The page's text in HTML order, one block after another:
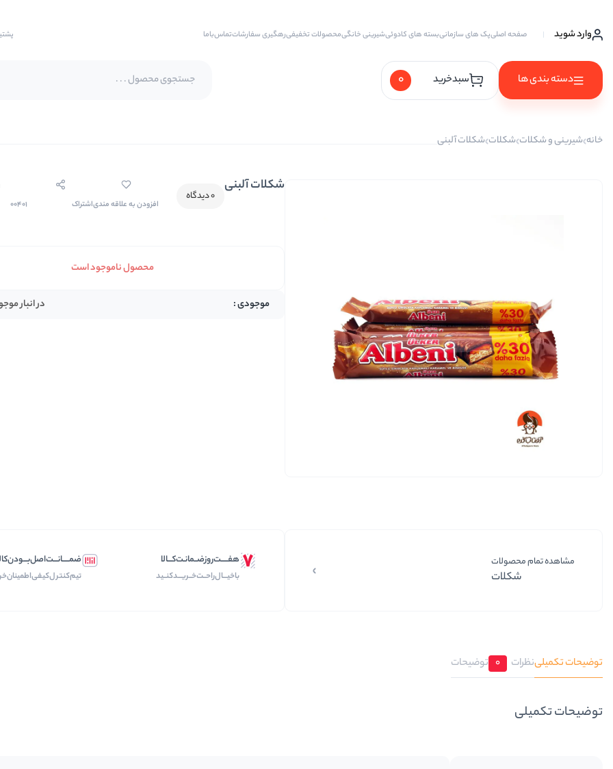
وارد شوید صفحه اصلیپک های سازمانیبسته های کادوئیشیرینی خانگیمحصولات تخفیفیرهگیری سفارشاتتماس‌با‌ما
دسته بندی ها
آجیل ها
پسته احمد آقایی
سبدخرید 0
خانه شیرینی و شکلات شکلات شکلات آلبنی
شکلات آلبنی
0 دیدگاه
افزودن به علاقه مندیاشتراک 00401
محصول ناموجود است
در انبار
مشاهده تمام محصولات
شکلات
هفـــــت‌روز‌ضــمانـت‌کـــالا
با‌خیـــال‌راحــت‌‌‌خــریـــد‌کنــید
توضیحات تکمیلینظرات 0 توضیحات
توضیحات تکمیلی